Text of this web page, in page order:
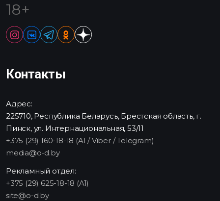
18+
Контакты
Адрес:
225710, Республика Беларусь, Брестская область, г.
Пинск, ул. Интернациональная, 53/11
+375 (29) 160-18-18 (A1 / Viber / Telegram)
media@o-d.by
Рекламный отдел:
+375 (29) 625-18-18 (A1)
site@o-d.by